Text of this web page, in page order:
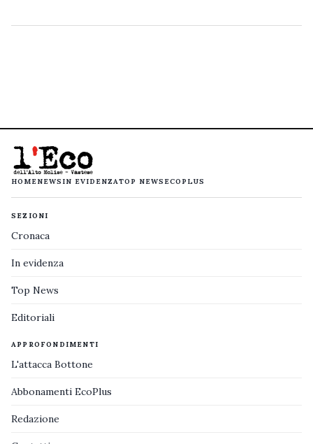
HOMENEWS IN EVIDENZATOP NEWS ECOPLUS
SEZIONI
Cronaca
In evidenza
Top News
Editoriali
APPROFONDIMENTI
L'attacca Bottone
Abbonamenti EcoPlus
Redazione